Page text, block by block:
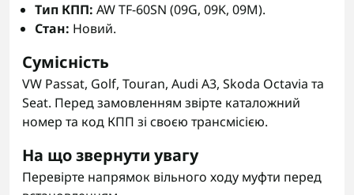
Тип КПП: AW TF-60SN (09G, 09K, 09M).
Стан: Новий.
Сумісність
VW Passat, Golf, Touran, Audi A3, Skoda Octavia та
Seat. Перед замовленням звірте каталожний
номер та код КПП зі своєю трансмісією.
На що звернути увагу
Перевірте напрямок вільного ходу муфти перед